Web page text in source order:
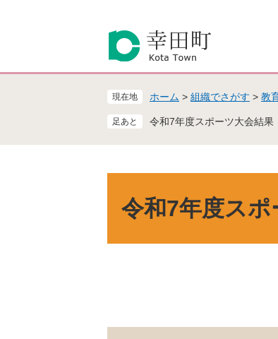
先
を
本
現在地 ホーム > 組織でさがす > 教
令和7年度スポーツ大会結果
令和7年度ス